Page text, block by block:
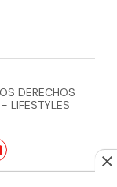
DERECHOS
LIFESTYLES